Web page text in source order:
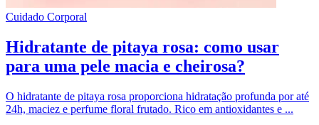
Cuidado Corporal
Hidratante de pitaya rosa: como usar
para uma pele macia e cheirosa?
O hidratante de pitaya rosa proporciona hidratação profunda por até
24h, maciez e perfume floral frutado. Rico em antioxidantes e ...